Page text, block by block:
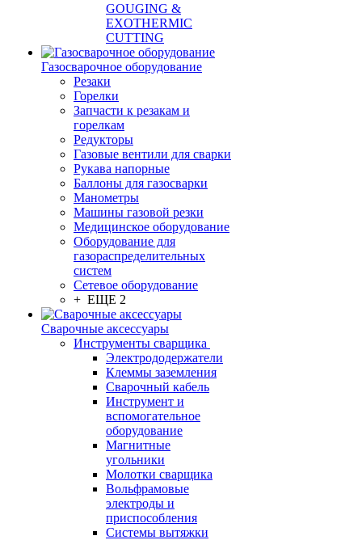
GOUGING &
EXOTHERMIC
CUTTING
Газосварочное оборудование
Резаки
Горелки
Запчасти к резакам и
горелкам
Редукторы
Газовые вентили для сварки
Рукава напорные
Баллоны для газосварки
Манометры
Машины газовой резки
Медицинское оборудование
Оборудование для
газораспределительных
систем
Сетевое оборудование
+ ЕЩЕ 2
Сварочные аксессуары
Инструменты сварщика
Электрододержатели
Клеммы заземления
Сварочный кабель
Инструмент и
вспомогательное
оборудование
Магнитные
угольники
Молотки сварщика
Вольфрамовые
электроды и
приспособления
Системы вытяжки